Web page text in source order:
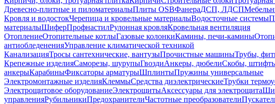
Древесно-плитные и пиломатериалыПлиты OSBФанераДСП, ЛДСП
Кровля и водостокЧерепица и кровельные материалыВодосточные системы
материалыШиферПрофнастилРулонная кровляКровельная вентиляция
ОтоплениеОтопительные котлыГазовые колонкиКамины, печи-камины
антиобледененияУправление климатической техникой
КанализацияТросы сантехнические, вантузыПрочистные машиныТрубы,
Крепежные изделияСаморезы, шурупыГвоздиАнкеры, дюбелиСкобы,
анкерыКарабиныФиксаторы арматурыШплинтыПружины универсальные
Электромонтажные изделияКлеммыСредства диэлектрическиеТрубки
Электрощитовое оборудованиеЭлектрощитыАксессуары для электрощита
управленияРубильникиПредохранителиЧастотные преобразователи